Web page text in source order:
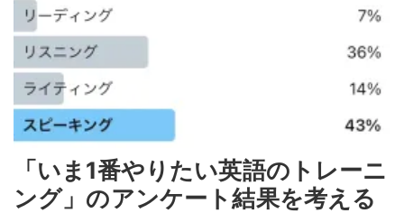
「いま1番やりたい英語のトレーニ
ング」のアンケート結果を考える